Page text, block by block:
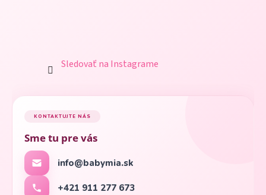
Sledovať na Instagrame
KONTAKTUJTE NÁS
Sme tu pre vás
info@babymia.sk
+421 911 277 673